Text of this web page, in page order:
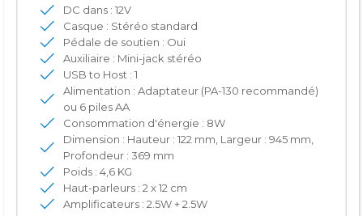
DC dans : 12V
Casque : Stéréo standard
Pédale de soutien : Oui
Auxiliaire : Mini-jack stéréo
USB to Host : 1
Alimentation : Adaptateur (PA-130 recommandé)
ou 6 piles AA
Consommation d'énergie : 8W
Dimension : Hauteur : 122 mm, Largeur : 945 mm,
Profondeur : 369 mm
Poids : 4,6 KG
Haut-parleurs : 2 x 12 cm
Amplificateurs : 2.5W + 2.5W